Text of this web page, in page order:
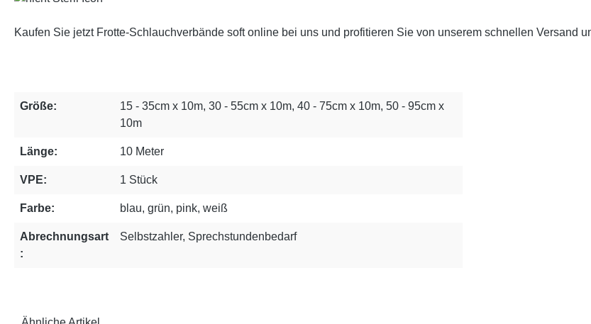
Kaufen Sie jetzt Frotte-Schlauchverbände soft online bei uns und profitieren Sie von unserem schnellen Versand
Größe:
15 - 35cm x 10m, 30 - 55cm x 10m, 40 - 75cm x 10m, 50 - 95cm x
10m
Länge: 10 Meter
VPE: 1 Stück
Farbe: blau, grün, pink, weiß
Abrechnungsart
:
Selbstzahler, Sprechstundenbedarf